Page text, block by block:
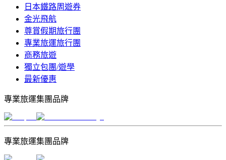
日本鐵路周遊券
金光飛航
尊賞假期旅行團
專業旅運旅行團
商務旅遊
獨立包團/遊學
最新優惠
專業旅運集團品牌
專業旅運集團品牌